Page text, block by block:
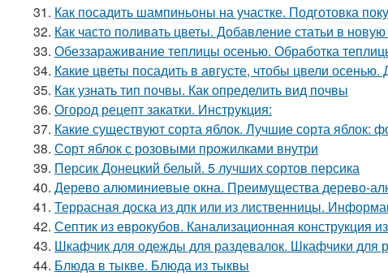
31. Как посадить шампиньоны на участке. Подготовка
32. Как часто поливать цветы. Добавление статьи в
33. Обеззараживание теплицы осенью. Обработка
34. Какие цветы посадить в августе, чтобы цвели
35. Как узнать тип почвы. Как определить вид почвы
36. Огород рецепт закатки. Инструкция:
37. Какие существуют сорта яблок. Лучшие сорта яблок:
38. Сорт яблок с розовыми прожилками внутри
39. Персик Донецкий белый. 5 лучших сортов персика
40. Дерево алюминиевые окна. Преимущества дерево-
41. Террасная доска из дпк или из лиственницы.
42. Септик из еврокубов. Канализационная конструкция
43. Шкафчик для одежды для раздевалок. Шкафчики для
44. Блюда в тыкве. Блюда из тыквы